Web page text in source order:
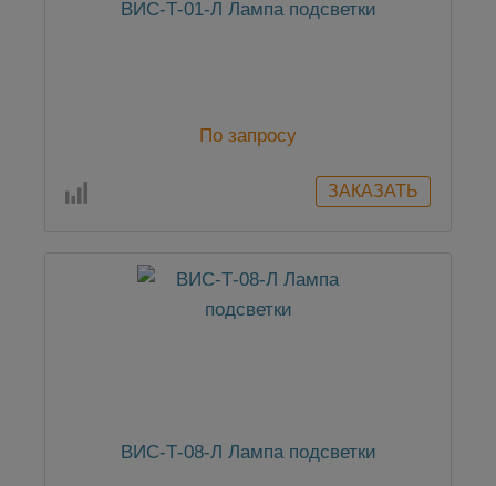
ВИС-Т-01-Л Лампа подсветки
По запросу
ВИС-Т-08-Л Лампа подсветки